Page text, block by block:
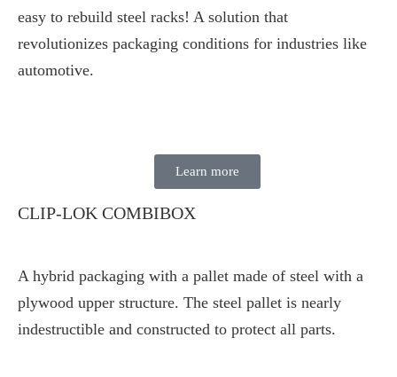
easy to rebuild steel racks! A solution that
revolutionizes packaging conditions for industries like
automotive.
CLIP-LOK COMBIBOX
A hybrid packaging with a pallet made of steel with a
plywood upper structure. The steel pallet is nearly
indestructible and constructed to protect all parts.
Learn more